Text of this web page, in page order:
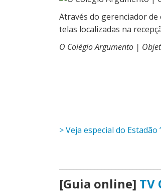
Através do gerenciador de
telas localizadas na
O Colégio Argumento |
> Veja especial do
[Guia online] TV